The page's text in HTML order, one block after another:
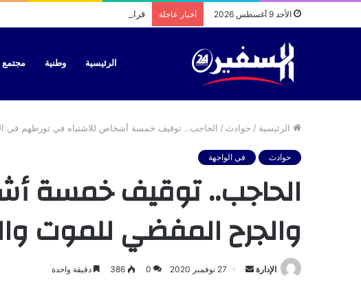
الأحد 9 أغسطس 2026 أخبار عاجلة قرار جديد يغير لوحات ترقيم السيارات
الرئيسية وطنية مجتمع
الرئيسية / حوادث / الحاجب.. توقيف خمسة أشخاص للاشتباه في تورطهم في
حوادث في الواجهة
الحاجب.. توقيف خمسة
والجرح المفضي للموت
الإدارة
أرسل 27 نوفمبر 2020 0
386 دقيقة واحدة